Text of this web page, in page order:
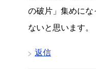
の破片」集めに
ないと思います。
返信